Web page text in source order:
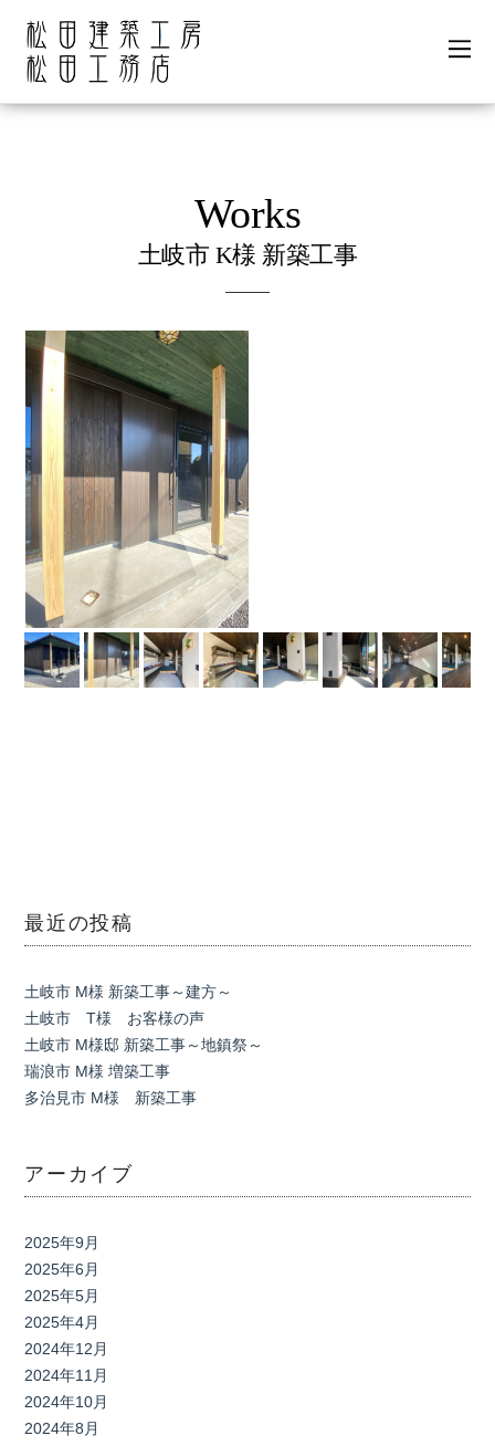
土岐市 K様 新築工事
最近の投稿
土岐市 M様 新築工事～建方～
土岐市 T様 お客様の声
土岐市 M様邸 新築工事～地鎮祭～
瑞浪市 M様 増築工事
多治見市 M様 新築工事
アーカイブ
2025年9月
2025年6月
2025年5月
2025年4月
2024年12月
2024年11月
2024年10月
2024年8月